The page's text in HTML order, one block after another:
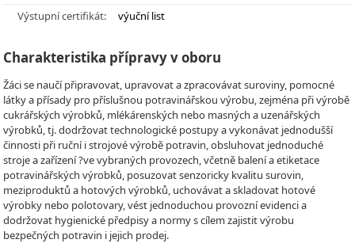
Výstupní certifikát:
výuční list
Charakteristika přípravy v oboru
Žáci se naučí připravovat, upravovat a zpracovávat suroviny, pomocné
látky a přísady pro příslušnou potravinářskou výrobu, zejména při výrobě
cukrářských výrobků, mlékárenských nebo masných a uzenářských
výrobků, tj. dodržovat technologické postupy a vykonávat jednodušší
činnosti při ruční i strojové výrobě potravin, obsluhovat jednoduché
stroje a zařízení ?ve vybraných provozech, včetně balení a etiketace
potravinářských výrobků, posuzovat senzoricky kvalitu surovin,
meziproduktů a hotových výrobků, uchovávat a skladovat hotové
výrobky nebo polotovary, vést jednoduchou provozní evidenci a
dodržovat hygienické předpisy a normy s cílem zajistit výrobu
bezpečných potravin i jejich prodej.